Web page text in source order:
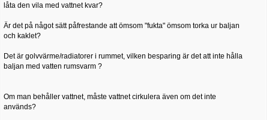
låta den vila med vattnet kvar?
Är det på något sätt påfrestande att ömsom "fukta" ömsom torka ur baljan
och kaklet?
Det är golvvärme/radiatorer i rummet, vilken besparing är det att inte hålla
baljan med vatten rumsvarm ?
Om man behåller vattnet, måste vattnet cirkulera även om det inte
används?